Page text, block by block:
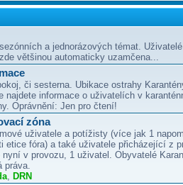
a jednorázových témat.
většinou automaticky uzamčena...
či sesterna. Ubikace ostrahy
najdete informace o uživatelích v
Oprávnění: Jen pro čtení!
zóna
uživatele a potížisty (více jak 1
etice fóra) a také uživatele přicházející z
nyní v provozu, 1 uživatel. Obyvatelé
práva.
, DRN